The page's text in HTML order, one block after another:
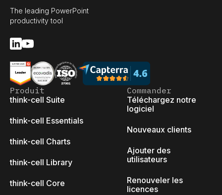
The leading PowerPoint
productivity tool
Produit
think-cell Suite
think-cell Essentials
think-cell Charts
think-cell Library
think-cell Core
Commander
Téléchargez notre
logiciel
Nouveaux clients
Ajouter des
utilisateurs
Renouveler les
licences